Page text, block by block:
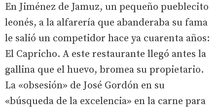
En Jiménez de Jamuz, un pequeño pueblecito
leonés, a la alfarería que abanderaba su fama
le salió un competidor hace ya cuarenta años:
El Capricho. A este restaurante llegó antes la
gallina que el huevo, bromea su propietario.
La «obsesión» de José Gordón en su
«búsqueda de la excelencia» en la carne para